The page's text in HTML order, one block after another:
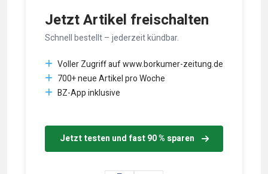
Jetzt Artikel freischalten
Schnell bestellt – jederzeit kündbar.
Voller Zugriff auf www.borkumer-zeitung.de
700+ neue Artikel pro Woche
BZ-App inklusive
Jetzt testen und fast 90 % sparen